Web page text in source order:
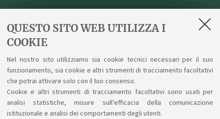
QUESTO SITO WEB UTILIZZA I
COOKIE
Nel nostro sito utilizziamo sia cookie tecnici necessari per il suo
funzionamento, sia cookie e altri strumenti di tracciamento facoltativi
che potrai attivare solo con il tuo consenso.
Cookie e altri strumenti di tracciamento facoltativi sono usati per
analisi statistiche, misure sull'efficacia della comunicazione
istituzionale e analisi dei comportamenti degli utenti.
Pubblicato il31 marzo 2026
Accelerator: potrai confrontarti con aziende leader del
settore e trasformare le tue idee in progetti
innovativi. Candidati entro il 12 aprile.Link